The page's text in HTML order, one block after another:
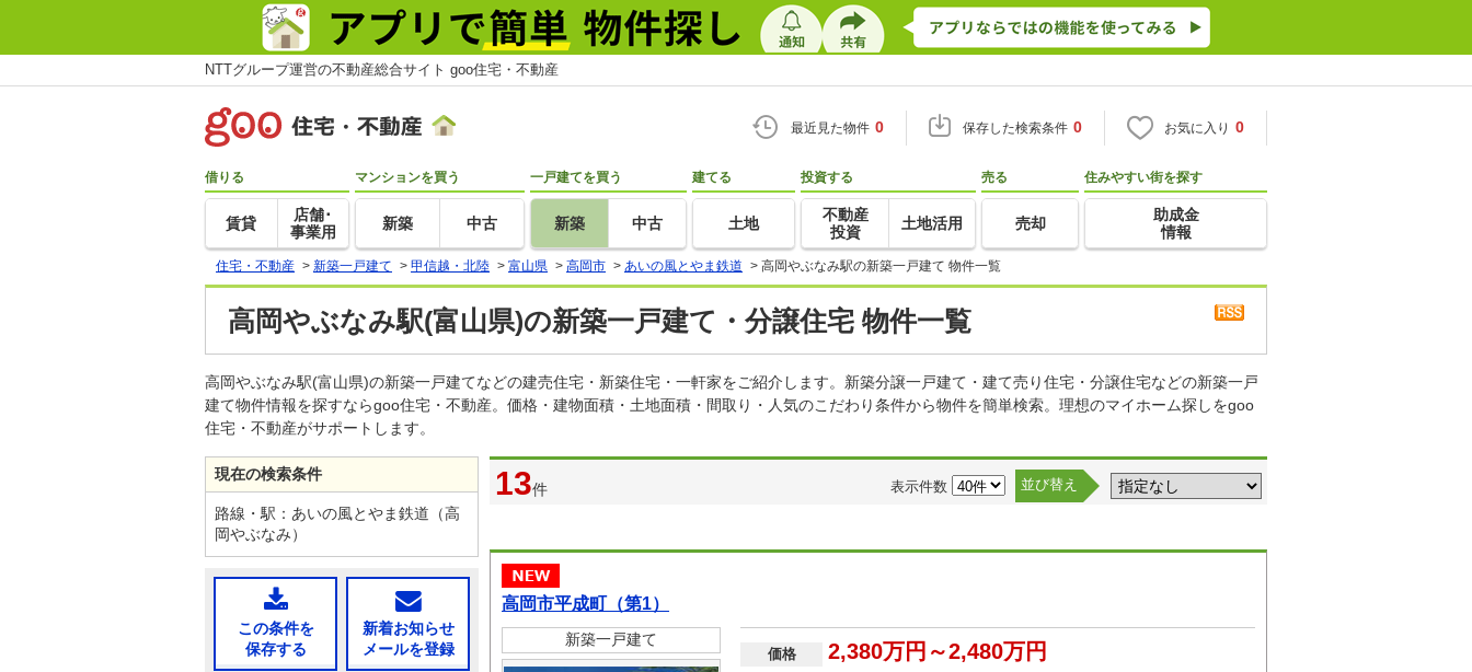
NTTグループ運営の不動産総合サイト goo住宅・不動産
最近見た物件 0 保存した検索条件 0 お気に入り 0
借りる
賃貸
店舗･
事業用
マンションを買う
新築 中古
一戸建てを買う
新築 中古
建てる
土地
投資する
不動産
投資
土地活用
売る
売却
住みやすい街を探す
助成金
情報
住宅・不動産 > 新築一戸建て > 甲信越・北陸 > 富山県 > 高岡市 > あいの風とやま鉄道 > 高岡やぶなみ駅の新築一戸建て 物件一覧
高岡やぶなみ駅(富山県)の新築一戸建て・分譲住宅 物件一覧
高岡やぶなみ駅(富山県)の新築一戸建てなどの建売住宅・新築住宅・一軒家をご紹介します。新築分譲一戸建て・建て売り住宅・分譲住宅などの新築一戸
建て物件情報を探すならgoo住宅・不動産。価格・建物面積・土地面積・間取り・人気のこだわり条件から物件を簡単検索。理想のマイホーム探しをgoo
住宅・不動産がサポートします。
13件 表示件数 並び替え
高岡市平成町（第1）
新築一戸建て
価格 2,380万円～2,480万円
現在の検索条件
路線・駅：あいの風とやま鉄道（高
岡やぶなみ）
この条件を
保存する
新着お知らせ
メールを登録